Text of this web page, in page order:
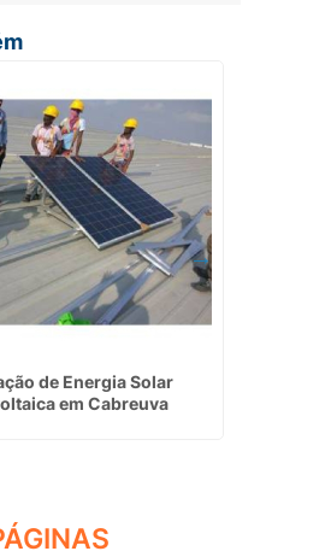
de Energia Solar
em Cabreuva